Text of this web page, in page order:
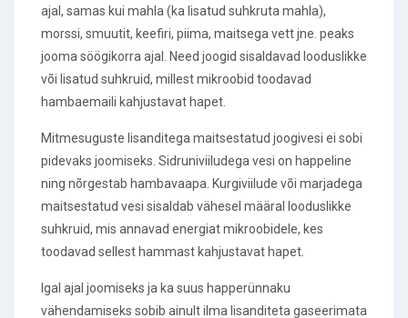
ajal, samas kui mahla (ka lisatud suhkruta mahla),
morssi, smuutit, keefiri, piima, maitsega vett jne. peaks
jooma söögikorra ajal. Need joogid sisaldavad looduslikke
või lisatud suhkruid, millest mikroobid toodavad
hambaemaili kahjustavat hapet.
Mitmesuguste lisanditega maitsestatud joogivesi ei sobi
pidevaks joomiseks. Sidruniviiludega vesi on happeline
ning nõrgestab hambavaapa. Kurgiviilude või marjadega
maitsestatud vesi sisaldab vähesel määral looduslikke
suhkruid, mis annavad energiat mikroobidele, kes
toodavad sellest hammast kahjustavat hapet.
Igal ajal joomiseks ja ka suus happerünnaku
vähendamiseks sobib ainult ilma lisanditeta gaseerimata